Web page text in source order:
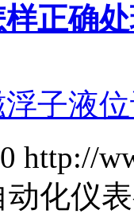
正确
子液
http://
动化仪